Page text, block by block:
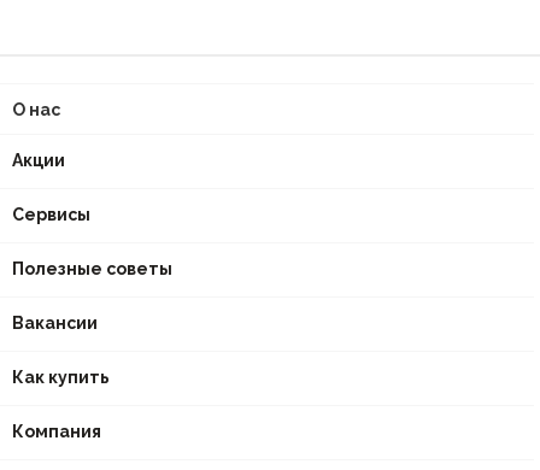
О нас
Акции
Сервисы
Полезные советы
Вакансии
Как купить
Компания